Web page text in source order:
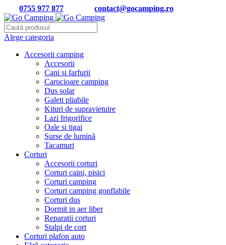
0755 977 877 contact@gocamping.ro
Alege categoria
Accesorii camping
Accesorii
Cani si farfurii
Carucioare camping
Dus solar
Galeti pliabile
Kituri de supravietuire
Lazi frigorifice
Oale si tigai
Surse de lumină
Tacamuri
Corturi
Accesorii corturi
Corturi caini, pisici
Corturi camping
Corturi camping gonflabile
Corturi dus
Dormit in aer liber
Reparatii corturi
Stalpi de cort
Corturi plafon auto